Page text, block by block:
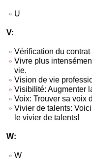
U
V:
Vérification du contrat
Vivre plus
vie.
Vision de vie
Visibilité: Augmenter
Voix: Trouver sa voix
Vivier de talents:
le vivier de talents!
W:
W